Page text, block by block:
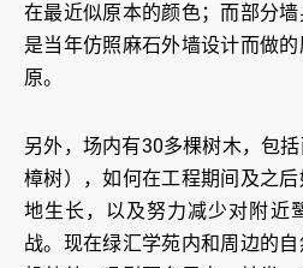
在最近似原本的颜色；而部分
是当年仿照麻石外墙设计而做
原。
另外，场内有30多棵树木，包括
樟树），如何在工程期间及之
地生长，以及努力减少对附近
战。现在绿汇学苑内和周边的